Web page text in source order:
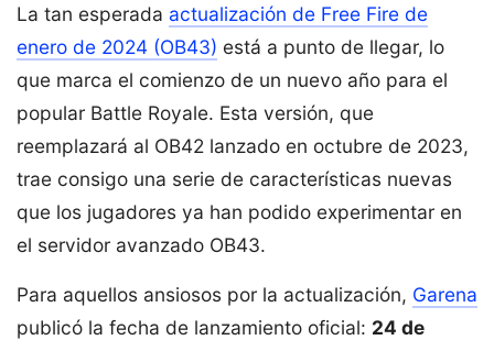
La tan esperada actualización de Free Fire de
enero de 2024 (OB43) está a punto de llegar, lo
que marca el comienzo de un nuevo año para el
popular Battle Royale. Esta versión, que
reemplazará al OB42 lanzado en octubre de 2023,
trae consigo una serie de características nuevas
que los jugadores ya han podido experimentar en
el servidor avanzado OB43.
Para aquellos ansiosos por la actualización, Garena
publicó la fecha de lanzamiento oficial: 24 de